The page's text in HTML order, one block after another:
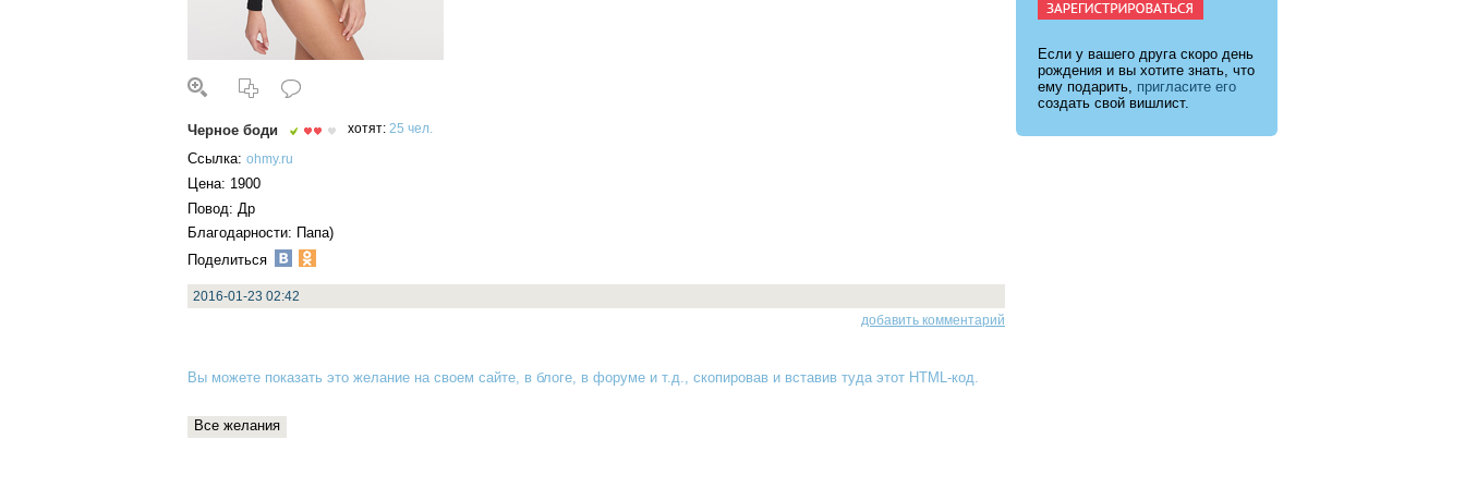
Черное боди хотят: 25 чел.
Ссылка: ohmy.ru
Цена: 1900
Повод: Др
Благодарности: Папа)
Поделиться
2016-01-23 02:42
добавить комментарий
Вы можете показать это желание на своем сайте, в блоге, в форуме и т.д., скопировав и вставив туда этот HTML-код.
Все желания
Если у вашего друга скоро день
рождения и вы хотите знать, что
ему подарить, пригласите его
создать свой вишлист.